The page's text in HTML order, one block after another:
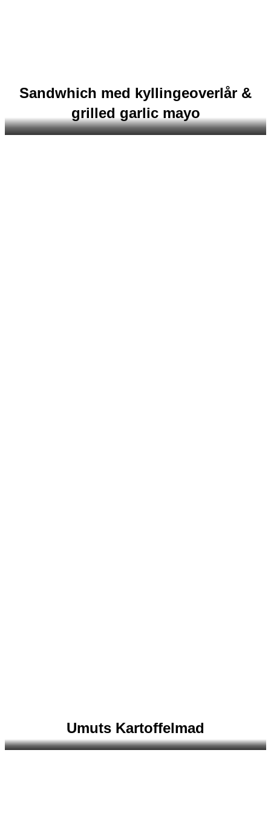
Sandwhich med kyllingeoverlår &
grilled garlic mayo
Umuts Kartoffelmad